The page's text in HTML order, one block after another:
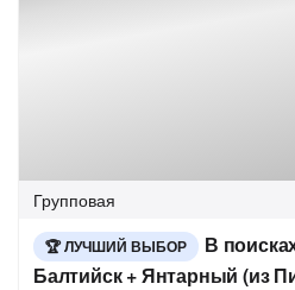
Групповая
ЛУЧШИЙ ВЫБОР
В
Балтийск + Янтарный (из